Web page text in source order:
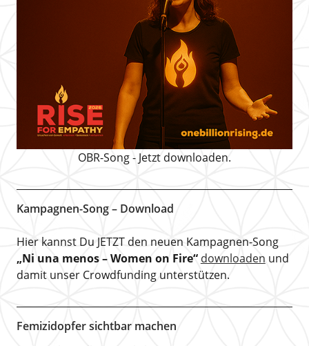
OBR-Song - Jetzt downloaden.
Kampagnen-Song – Download
Hier kannst Du JETZT den neuen Kampagnen-Song
„Ni una menos – Women on Fire“ downloaden und
damit unser Crowdfunding unterstützen.
Femizidopfer sichtbar machen